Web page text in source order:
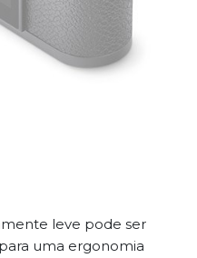
leve pode ser
uma ergonomia